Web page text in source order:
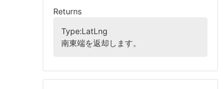
Returns
Type:LatLng
南東端を返却します。